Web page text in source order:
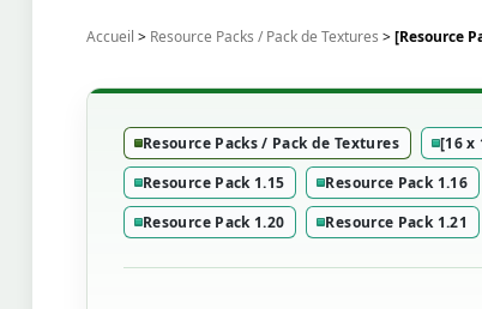
Accueil > Resource Packs / Pack de Textures >[Resource
Resource Packs / Pack de Textures [16 x
Resource Pack 1.15
Resource Pack 1.16
Resource Pack 1.20
Resource Pack 1.21